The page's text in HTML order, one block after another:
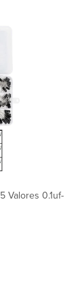
Valores 0.1uf-